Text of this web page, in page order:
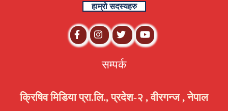
हाम्रो सदस्यहरु
सम्पर्क
क्रिषिव मिडिया प्रा.लि., प्रदेश-२ , वीरगन्ज , नेपाल